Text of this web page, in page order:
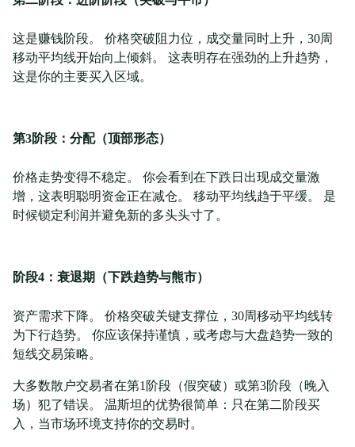
这是赚钱阶段。 价格突破阻力位，成交量同时上升，30周
移动平均线开始向上倾斜。 这表明存在强劲的上升趋势，
这是你的主要买入区域。
第3阶段：分配（顶部形态）
价格走势变得不稳定。 你会看到在下跌日出现成交量激
增，这表明聪明资金正在减仓。 移动平均线趋于平缓。 是
时候锁定利润并避免新的多头头寸了。
阶段4：衰退期（下跌趋势与熊市）
资产需求下降。 价格突破关键支撑位，30周移动平均线转
为下行趋势。 你应该保持谨慎，或考虑与大盘趋势一致的
短线交易策略。
大多数散户交易者在第1阶段（假突破）或第3阶段（晚入
场）犯了错误。 温斯坦的优势很简单：只在第二阶段买
入，当市场环境支持你的交易时。